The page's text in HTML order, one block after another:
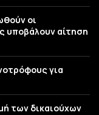
οι
υποβάλουν αίτηση
για
των δικαιούχων